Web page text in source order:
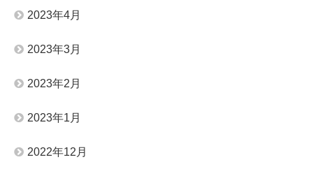
2023年4月
2023年3月
2023年2月
2023年1月
2022年12月